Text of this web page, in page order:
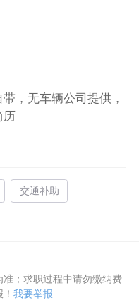
，无车辆公司提供，
历
交通补助
；求职过程中请勿缴纳费
我要举报